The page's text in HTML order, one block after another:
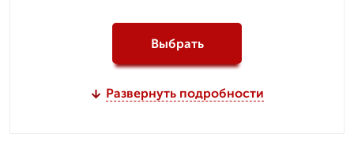
Выбрать
Развернуть подробности